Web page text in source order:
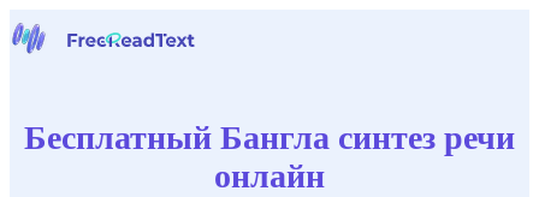
Инструменты
Бесплатный Бангла синтез речи
онлайн